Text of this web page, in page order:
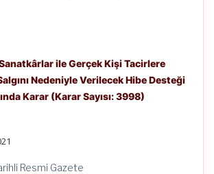
ile Gerçek Kişi Tacirlere
Nedeniyle Verilecek Hibe Desteği
Karar (Karar Sayısı: 3998)
Resmi Gazete